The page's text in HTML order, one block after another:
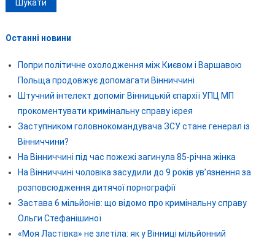
Останні новини
Попри політичне охолодження між Києвом і Варшавою
Польща продовжує допомагати Вінниччині
Штучний інтелект допоміг Вінницькій єпархії УПЦ МП
прокоментувати кримінальну справу ієрея
Заступником головнокомандувача ЗСУ стане генерал із
Вінниччини?
На Вінниччині під час пожежі загинула 85-річна жінка
На Вінниччині чоловіка засудили до 9 років ув’язнення за
розповсюдження дитячої порнографії
Застава 6 мільйонів: що відомо про кримінальну справу
Ольги Стефанішиної
«Моя Ластівка» не злетіла: як у Вінниці мільйонний